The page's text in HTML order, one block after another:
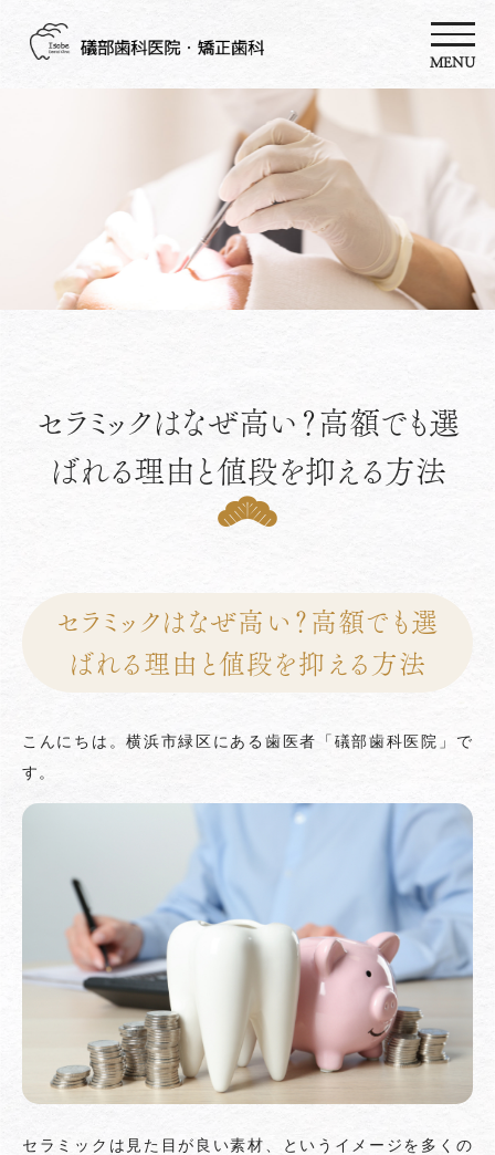
MENU
セラミックはなぜ高い？高額でも選
ばれる理由と値段を抑える方法
セラミックはなぜ高い？高額でも選
ばれる理由と値段を抑える方法
こんにちは。横浜市緑区にある歯医者「礒部歯科医院」で
す。
セラミックは見た目が良い素材、というイメージを多くの